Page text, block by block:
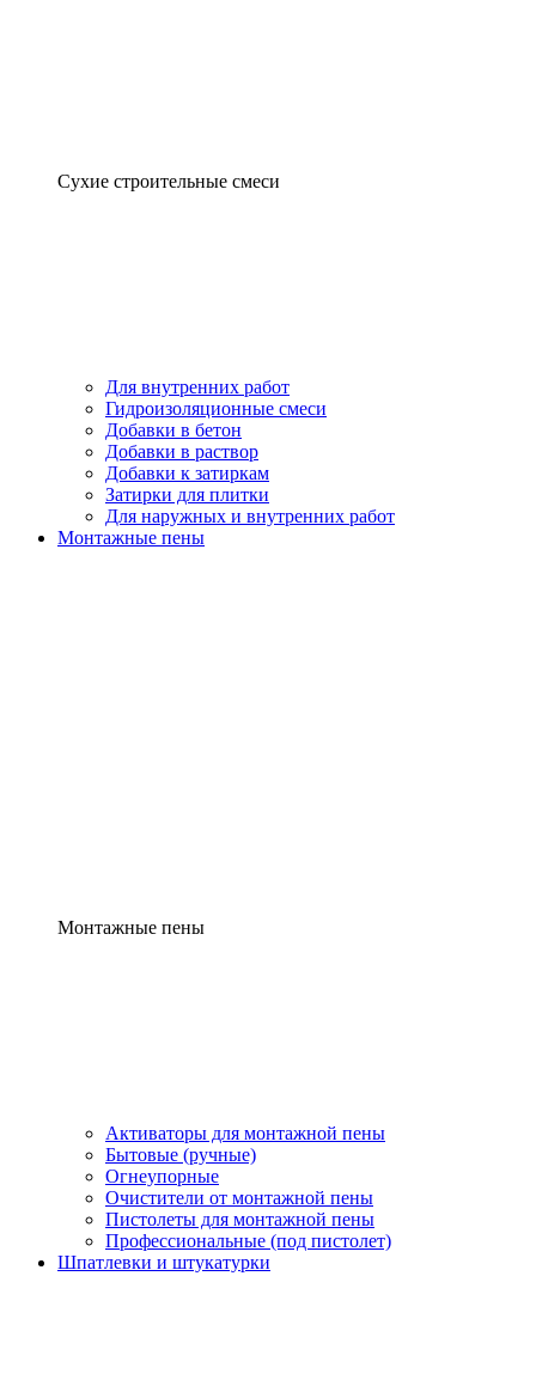
Сухие строительные смеси
Для внутренних работ
Гидроизоляционные смеси
Добавки в бетон
Добавки в раствор
Добавки к затиркам
Затирки для плитки
Для наружных и внутренних работ
Монтажные пены
Монтажные пены
Активаторы для монтажной пены
Бытовые (ручные)
Огнеупорные
Очистители от монтажной пены
Пистолеты для монтажной пены
Профессиональные (под пистолет)
Шпатлевки и штукатурки